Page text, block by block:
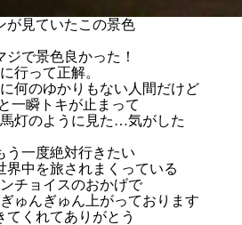
が見ていたこの景色
ジで景色良かった！
行って正解。
何のゆかりもない人間だけど
一瞬トキが止まって
灯のように見た…気がした
う一度絶対行きたい
界中を旅されまくっている
チョイスのおかげで
ゅんぎゅん上がっております
てくれてありがとう